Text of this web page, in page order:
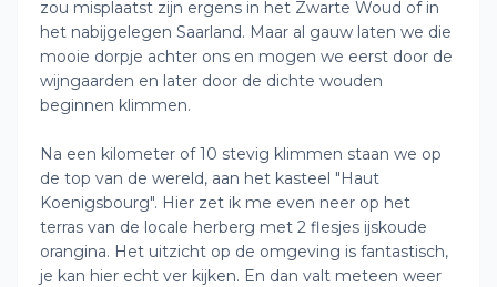
zou misplaatst zijn ergens in het Zwarte Woud of in
het nabijgelegen Saarland. Maar al gauw laten we die
mooie dorpje achter ons en mogen we eerst door de
wijngaarden en later door de dichte wouden
beginnen klimmen.
Na een kilometer of 10 stevig klimmen staan we op
de top van de wereld, aan het kasteel "Haut
Koenigsbourg". Hier zet ik me even neer op het
terras van de locale herberg met 2 flesjes ijskoude
orangina. Het uitzicht op de omgeving is fantastisch,
je kan hier echt ver kijken. En dan valt meteen weer